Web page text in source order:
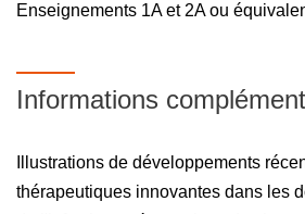
Enseignements 1A et 2A ou
Informations
Illustrations de développements
thérapeutiques innovantes dans les